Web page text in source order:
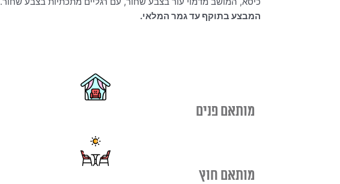
המבצע בתוקף עד גמר המלאי.
מותאם פנים
מותאם חוץ